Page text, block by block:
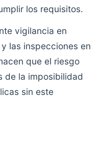
los requisitos.
vigilancia en
las inspecciones en
que el riesgo
de la imposibilidad
sin este